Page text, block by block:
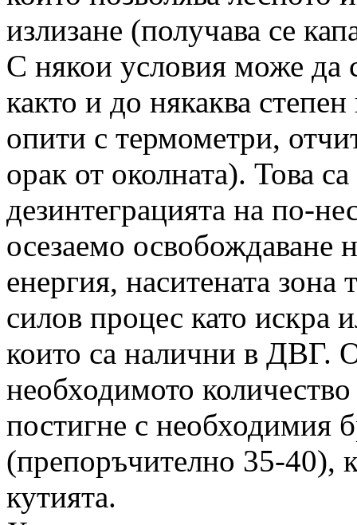
излизане (получава се
С някои условия може да
както и до някаква
опити с термометри,
орак от околната). Това
дезинтеграцията на по-
осезаемо освобождаване
енергия, наситената зона
силов процес като искра
които са налични в ДВГ.
необходимото
постигне с необходимия
(препоръчително 35-40),
кутията.